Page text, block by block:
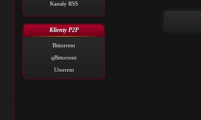
Kanały RSS
Klienty P2P
Bittorrent
qBittorrent
Utorrent